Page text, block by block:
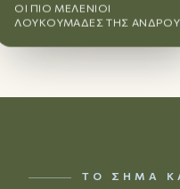
ΟΙ ΠΙΟ ΜΕΛΈΝΙΟΙ
ΛΟΥΚΟΥΜΆΔΕΣ ΤΗΣ ΆΝΔΡΟΥ
ΤΟ ΣΉΜΑ